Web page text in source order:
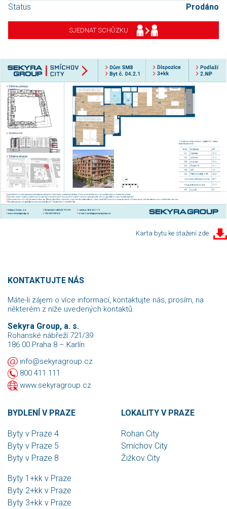
Status
Prodáno
SJEDNAT SCHŮZKU
Karta bytu ke stažení zde
KONTAKTUJTE NÁS
Máte-li zájem o více informací, kontaktujte nás, prosím, na
některém z níže uvedených kontaktů.
Sekyra Group, a. s.
Rohanské nábřeží 721/39
186 00 Praha 8 – Karlín
info@sekyragroup.cz
800 411 111
www.sekyragroup.cz
LOKALITY V PRAZE
Rohan City
Smíchov City
Žižkov City
BYDLENÍ V PRAZE
Byty v Praze 4
Byty v Praze 5
Byty v Praze 8
Byty 1+kk v Praze
Byty 2+kk v Praze
Byty 3+kk v Praze